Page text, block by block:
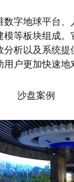
数字地球平台、
模等板块组成
分析以及系统提
户更加快速地
沙盘案例